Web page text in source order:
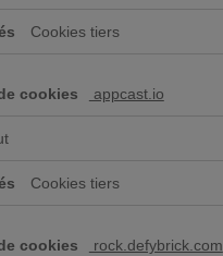
Cookies tiers
appcast.io
Cookies tiers
rock.defybrick.com